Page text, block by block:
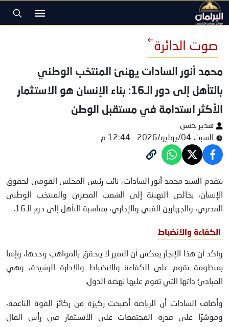
صوت الدائرة
محمد أنور السادات يهنئ المنتخب الوطني
بالتأهل إلى دور الـ16: بناء الإنسان هو الاستثمار
الأكثر استدامة في مستقبل الوطن
هدير حسن
السبت 04/يوليو/2026 - 12:44 م
محمد أنور السادات
يتقدم السيد محمد أنور السادات، نائب رئيس المجلس القومي لحقوق
الإنسان، بخالص التهنئة إلى الشعب المصري والمنتخب الوطني
المصري، والجهازين الفني والإداري، بمناسبة التأهل إلى دور الـ16.
الكفاءة والانضباط
وأكد أن هذا الإنجاز يعكس أن التميز لا يتحقق بالمواهب وحدها، وإنما
بمنظومة تقوم على الكفاءة والانضباط والإدارة الرشيدة، وهي
المبادئ ذاتها التي تقوم عليها نهضة الدول.
وأضاف السادات أن الرياضة أصبحت ركيزة من ركائز القوة الناعمة،
ومؤشرًا على قدرة المجتمعات على الاستثمار في رأس المال